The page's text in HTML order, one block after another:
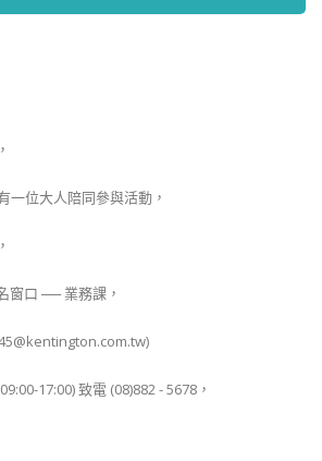
一位大人陪同參與活動，
窗口 ── 業務課，
17:00) 致電 (08)882 - 5678，